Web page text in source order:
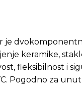
je
keramike,
fleksibilnost i
Pogodno za